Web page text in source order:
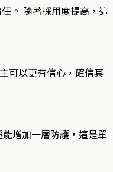
。 隨著採用度提高，這
可以更有信心，確信其
增加一層防護，這是單